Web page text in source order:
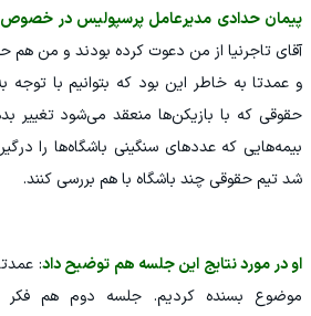
پیمان حدادی مدیرعامل پرسپولیس در خصوص
آقای تاجرنیا از من دعوت کرده‌ بودند و من
و عمدتا به خاطر این بود که بتوانیم با
حقوقی که با بازیکن‌ها منعقد می‌شود تغییر
بیمه‌هایی که عددهای سنگینی باشگاه‌ها را
شد تیم حقوقی چند باشگاه با هم بررسی کنند.
او در مورد نتایج این جلسه هم توضیح داد:
موضوع بسنده کردیم. جلسه دوم هم